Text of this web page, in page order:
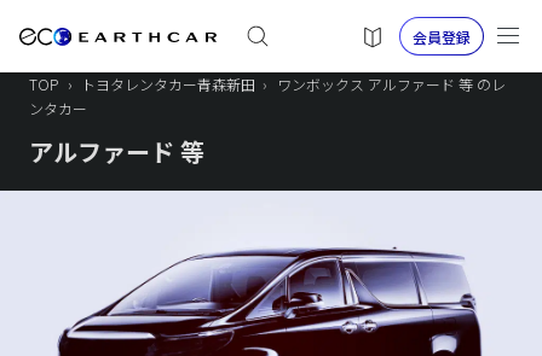
会員登録
TOP › トヨタレンタカー青森新田 ›
ワンボックス アルファード 等 のレ
ンタカー
アルファード 等